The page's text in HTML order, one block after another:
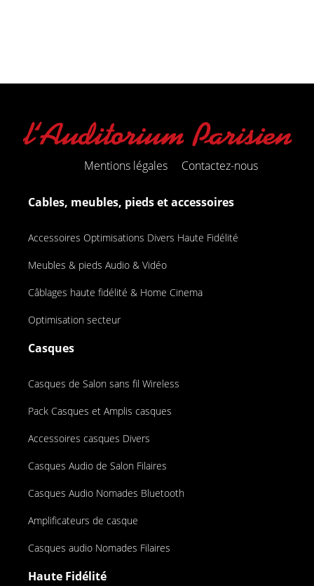
Mentions légales Contactez-nous
Cables, meubles, pieds et accessoires
Accessoires Optimisations Divers Haute Fidélité
Meubles & pieds Audio & Vidéo
Câblages haute fidélité & Home Cinema
Optimisation secteur
Casques
Casques de Salon sans fil Wireless
Pack Casques et Amplis casques
Accessoires casques Divers
Casques Audio de Salon Filaires
Casques Audio Nomades Bluetooth
Amplificateurs de casque
Casques audio Nomades Filaires
Haute Fidélité